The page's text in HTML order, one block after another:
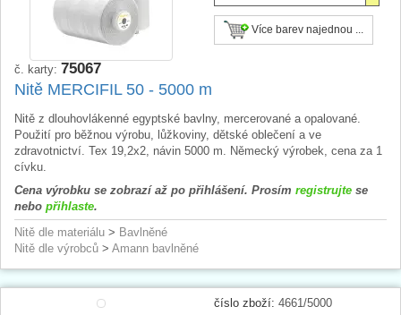
Více barev najednou ...
č. karty: 75067
Nitě MERCIFIL 50 - 5000 m
Nitě z dlouhovlákenné egyptské bavlny, mercerované a opalované.
Použití pro běžnou výrobu, lůžkoviny, dětské oblečení a ve
zdravotnictví. Tex 19,2x2, návin 5000 m. Německý výrobek, cena za 1
cívku.
Cena výrobku se zobrazí až po přihlášení. Prosím registrujte se
nebo přihlaste.
Nitě dle materiálu > Bavlněné
Nitě dle výrobců > Amann bavlněné
číslo zboží: 4661/5000